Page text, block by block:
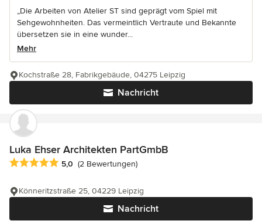
„Die Arbeiten von Atelier ST sind geprägt vom Spiel mit
Sehgewohnheiten. Das vermeintlich Vertraute und Bekannte
übersetzen sie in eine wunder...
Mehr
Nachricht
Kochstraße 28, Fabrikgebäude, 04275 Leipzig
Luka Ehser Architekten PartGmbB
Durchschnittliche Bewertung: 5 von 5 Sternen
5,0 (2 Bewertungen)
Nachricht
Könneritzstraße 25, 04229 Leipzig